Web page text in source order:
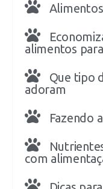
alimentos
Que tipo
adoram
Fazendo
com